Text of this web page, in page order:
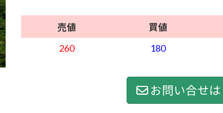
売値
買値
260
180
お問い合せ